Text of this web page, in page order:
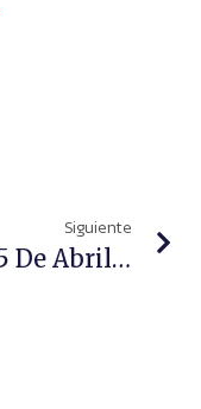
Siguiente
Día 25 De Abril : Día Del ADN